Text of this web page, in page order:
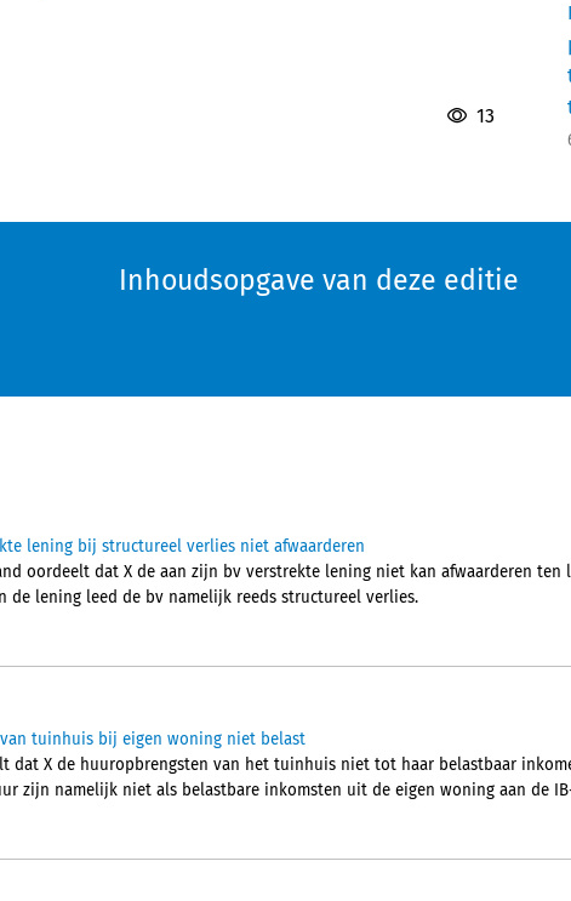
13
Inhoudsopgave van deze editie
lening bij structureel verlies niet afwaarderen
oordeelt dat X de aan zijn bv verstrekte lening niet kan afwaarderen ten
de lening leed de bv namelijk reeds structureel verlies.
tuinhuis bij eigen woning niet belast
dat X de huuropbrengsten van het tuinhuis niet tot haar belastbaar
zijn namelijk niet als belastbare inkomsten uit de eigen woning aan de